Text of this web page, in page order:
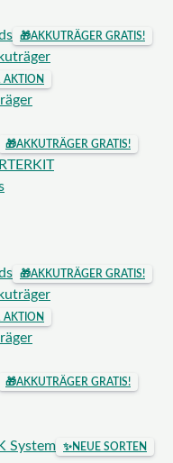
🎁AKKUTRÄGER GRATIS!
AKTION
🎁AKKUTRÄGER GRATIS!
🎁AKKUTRÄGER GRATIS!
AKTION
🎁AKKUTRÄGER GRATIS!
System
✨NEUE SORTEN